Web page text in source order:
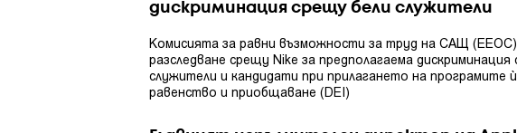
дискриминация срещу бели служители
Комисията за равни възможности за труд на САЩ (EEOC)
разследване срещу Nike за предполагаема дискриминация
служители и кандидати при прилагането на програмите
равенство и приобщаване (DEI)